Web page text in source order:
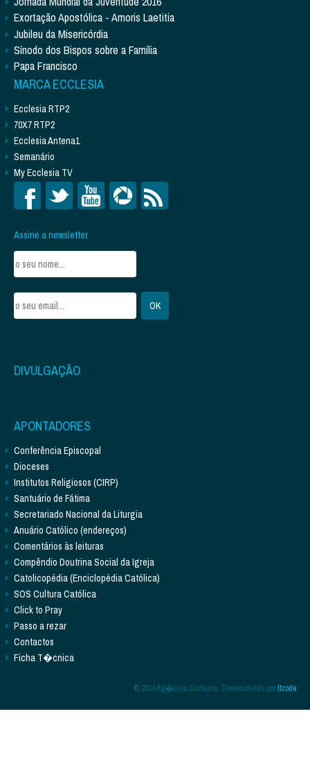
Exortação Apostólica - Amoris Laetitia
Jubileu da Misericórdia
Sínodo dos Bispos sobre a Família
Papa Francisco
MARCA ECCLESIA
Ecclesia RTP2
70X7 RTP2
Ecclesia Antena1
Semanário
My Ecclesia TV
Assine a newsletter
DIVULGAÇÃO
APONTADORES
Conferência Episcopal
Dioceses
Institutos Religiosos (CIRP)
Santuário de Fátima
Secretariado Nacional da Liturgia
Anuário Católico (endereços)
Comentários às leituras
Compêndio Doutrina Social da Igreja
Catolicopédia (Enciclopédia Católica)
SOS Cultura Católica
Click to Pray
Passo a rezar
Contactos
Ficha T�cnica
© 2014 Ag�ncia Ecclesia. Desenvolvido porItcode